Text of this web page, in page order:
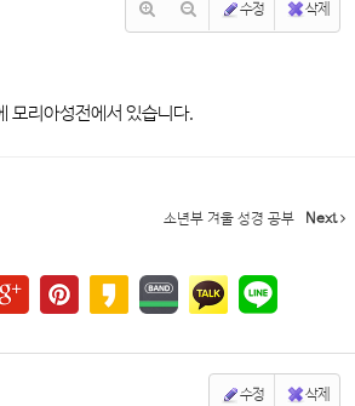
수정 삭제
리아성전에서 있습니다.
소년부 겨울 성경 공부 Next
수정 삭제